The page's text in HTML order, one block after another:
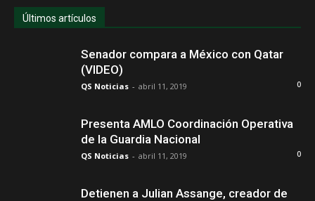
Últimos artículos
Senador compara a México con Qatar
(VIDEO)
QS Noticias - abril 11, 2019 0
Presenta AMLO Coordinación Operativa
de la Guardia Nacional
QS Noticias - abril 11, 2019 0
Detienen a Julian Assange, creador de